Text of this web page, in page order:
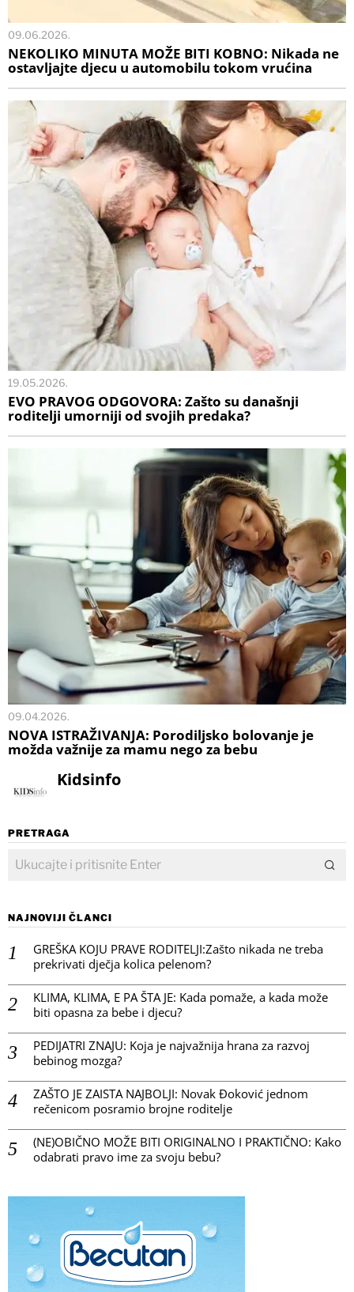
09.06.2026.
NEKOLIKO MINUTA MOŽE BITI KOBNO: Nikada ne
ostavljajte djecu u automobilu tokom vrućina
19.05.2026.
EVO PRAVOG ODGOVORA: Zašto su današnji
roditelji umorniji od svojih predaka?
09.04.2026.
NOVA ISTRAŽIVANJA: Porodiljsko bolovanje je
možda važnije za mamu nego za bebu
Kidsinfo
PRETRAGA
NAJNOVIJI ČLANCI
GREŠKA KOJU PRAVE RODITELJI:Zašto nikada ne treba
prekrivati dječja kolica pelenom?
KLIMA, KLIMA, E PA ŠTA JE: Kada pomaže, a kada može
biti opasna za bebe i djecu?
PEDIJATRI ZNAJU: Koja je najvažnija hrana za razvoj
bebinog mozga?
ZAŠTO JE ZAISTA NAJBOLJI: Novak Đoković jednom
rečenicom posramio brojne roditelje
(NE)OBIČNO MOŽE BITI ORIGINALNO I PRAKTIČNO: Kako
odabrati pravo ime za svoju bebu?